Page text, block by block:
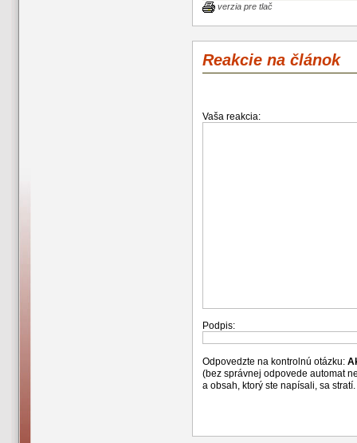
verzia pre tlač
Reakcie na článok
Vaša reakcia:
Podpis:
Odpovedzte na kontrolnú otázku:
(bez správnej odpovede automat
a obsah, ktorý ste napísali, sa